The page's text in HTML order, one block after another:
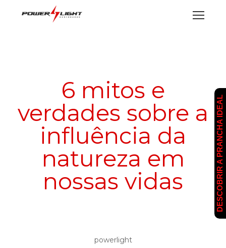
6 mitos e
verdades sobre a
influência da
natureza em
nossas vidas
powerlight
DESCOBRIR A PRANCHA IDEAL